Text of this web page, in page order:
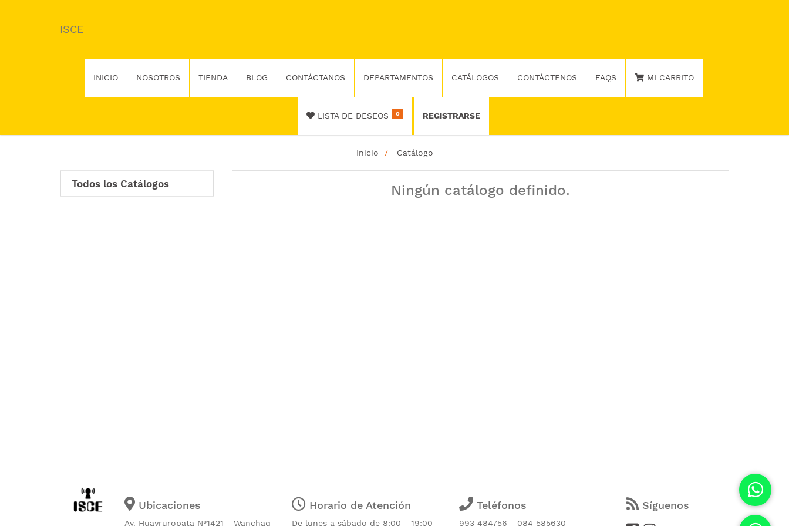
ISCE
INICIO NOSOTROS TIENDA BLOG CONTÁCTANOS DEPARTAMENTOS CATÁLOGOS CONTÁCTENOS FAQS MI CARRITO
LISTA DE DESEOS 0 REGISTRARSE
Inicio Catálogo
Todos los Catálogos Ningún catálogo definido.
Ubicaciones
Av. Huayruropata N°1421 - Wanchaq
Horario de Atención
De lunes a sábado de 8:00 - 19:00
Teléfonos
993 484756 - 084 585630
Síguenos